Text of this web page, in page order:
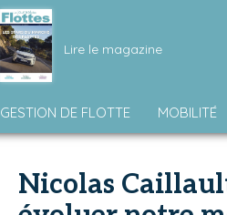
Lire le magazine
GESTION DE FLOTTE MOBILITÉ
Nicolas